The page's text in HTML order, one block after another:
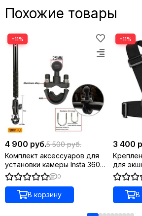
Похожие товары
−11%
4 900 руб.5 500 руб.
Комплект аксессуаров для
установки камеры Insta 360
на трубу мотоцикла
0
В корзину
−11%
3 400
для
В